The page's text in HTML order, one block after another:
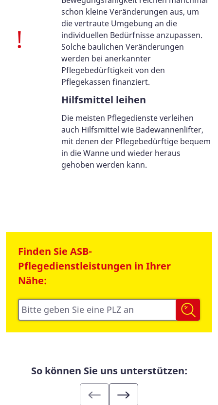
schon kleine Veränderungen aus, um
die vertraute Umgebung an die
individuellen Bedürfnisse anzupassen.
Solche baulichen Veränderungen
werden bei anerkannter
Pflegebedürftigkeit von den
Pflegekassen finanziert.
Hilfsmittel leihen
Die meisten Pflegedienste verleihen
auch Hilfsmittel wie Badewannenlifter,
mit denen der Pflegebedürftige bequem
in die Wanne und wieder heraus
gehoben werden kann.
Suchformular
Finden Sie ASB-
Pflegedienstleistungen in Ihrer
Nähe:
Suche
nach
So können Sie uns unterstützen: